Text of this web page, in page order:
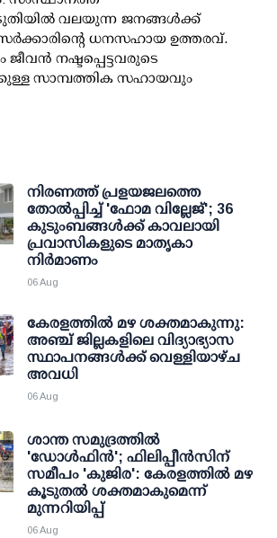
വലയുന്ന ജനങ്ങള്‍ക്ക്
ധനസഹായ ഉത്തരവ്.
ജീവന്‍ നഷ്ടപ്പെട്ടവരുടെ
സാമ്പത്തിക സഹായവും
നിരണത്ത് പ്രളയജലത്തെ
തോല്‍പ്പിച്ച് 'ഫോമ വില്ലേജ്'; 36
കുടുംബങ്ങള്‍ക്ക് കാവലായി
പ്രവാസികളുടെ മാതൃകാ
നിര്‍മാണം
06 Aug
കേരളത്തില്‍ മഴ ശക്തമാകുന്നു:
അഞ്ച് ജില്ലകളിലെ വിദ്യാഭ്യാസ
സ്ഥാപനങ്ങള്‍ക്ക് വെള്ളിയാഴ്ച
അവധി
06 Aug
ശാന്ത സമുദ്രത്തില്‍
'ഡോള്‍ഫിന്‍'; ഫിലിപ്പീന്‍സിന്
സമീപം 'കുജിര': കേരളത്തില്‍ മഴ
കൂടുതല്‍ ശക്തമാകുമെന്ന്
മുന്നറിയിപ്പ്
06 Aug